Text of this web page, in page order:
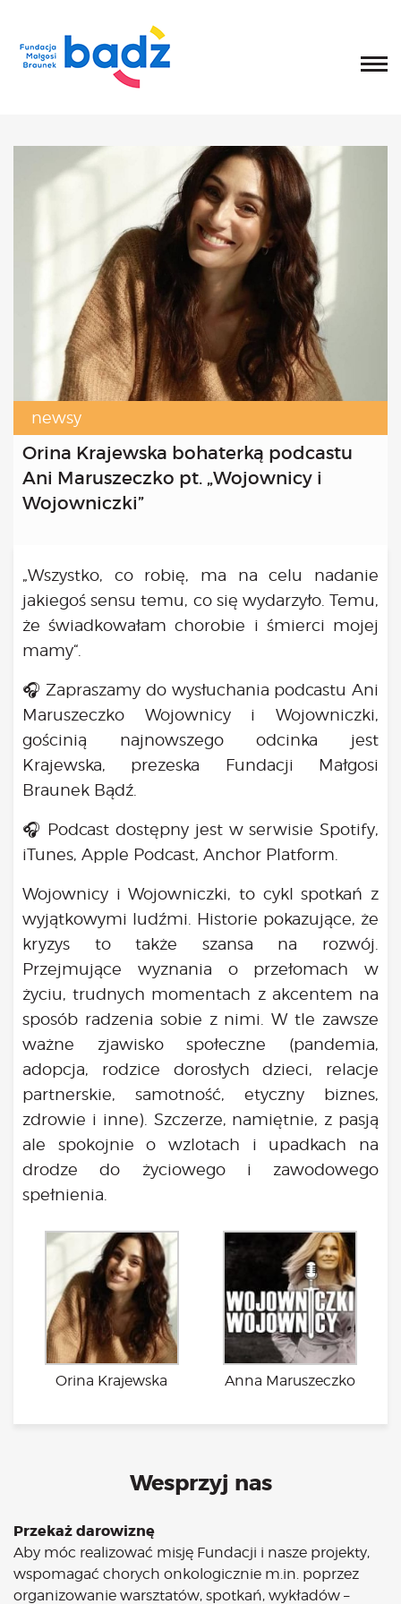
newsy
Orina Krajewska bohaterką podcastu
Ani Maruszeczko pt. „Wojownicy i
Wojowniczki”
„Wszystko, co robię, ma na celu nadanie
jakiegoś sensu temu, co się wydarzyło. Temu,
że świadkowałam chorobie i śmierci mojej
mamy“.
🎧 Zapraszamy do wysłuchania podcastu Ani
Maruszeczko Wojownicy i Wojowniczki,
gościnią najnowszego odcinka jest
Krajewska, prezeska Fundacji Małgosi
Braunek Bądź.
🎧 Podcast dostępny jest w serwisie Spotify,
iTunes, Apple Podcast, Anchor Platform.
Wojownicy i Wojowniczki, to cykl spotkań z
wyjątkowymi ludźmi. Historie pokazujące, że
kryzys to także szansa na rozwój.
Przejmujące wyznania o przełomach w
życiu, trudnych momentach z akcentem na
sposób radzenia sobie z nimi. W tle zawsze
ważne zjawisko społeczne (pandemia,
adopcja, rodzice dorosłych dzieci, relacje
partnerskie, samotność, etyczny biznes,
zdrowie i inne). Szczerze, namiętnie, z pasją
ale spokojnie o wzlotach i upadkach na
drodze do życiowego i zawodowego
spełnienia.
Orina Krajewska Anna Maruszeczko
Wesprzyj nas
Przekaż darowiznę
Aby móc realizować misję Fundacji i nasze projekty,
wspomagać chorych onkologicznie m.in. poprzez
organizowanie warsztatów, spotkań, wykładów –
List Małgosi
Statut
Zarząd
Rada Fundacji
Rada Programowa
Wolontariusze
Sprawozdania
Kongres
O Kongresie
Kongres 2020
Kongres 2019
Projekty
Bezpłatne konsultacje psychologiczne online marzec –
kwiecień – maj
Grupa praktyka oddechowa
Kurs mindfulness online
Bądź od Małego
Bądź w Kazimierzu
Cykle edukacyjne (warsztaty i LIVE’y)
Sensowne ścieżki zdrowia
Zmieniamy niezdrowe na zdrowe
Cykl edukacyjny Powiat Piaseczeński
Onkoasystent
Bądź na bieżąco
aktualności
Będzie
Było
Porady
Lektury
Ciało
Duch
Psychika
Media
Filmy
„Bądź” w mediach
Kontakt